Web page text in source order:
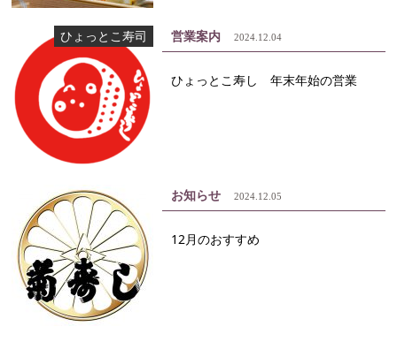
ひょっとこ寿司 営業案内 2024.12.04
ひょっとこ寿し 年末年始の営業
お知らせ 2024.12.05
12月のおすすめ